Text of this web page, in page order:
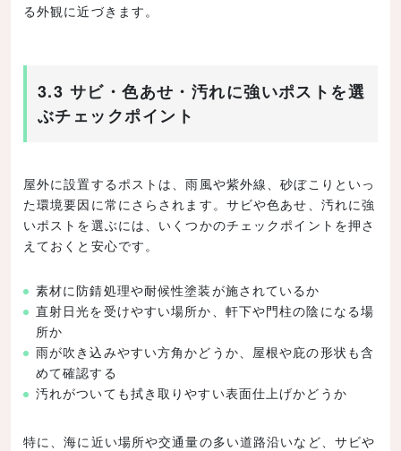
る外観に近づきます。
3.3 サビ・色あせ・汚れに強いポストを選
ぶチェックポイント
屋外に設置するポストは、雨風や紫外線、砂ぼこりといっ
た環境要因に常にさらされます。サビや色あせ、汚れに強
いポストを選ぶには、いくつかのチェックポイントを押さ
えておくと安心です。
素材に防錆処理や耐候性塗装が施されているか
直射日光を受けやすい場所か、軒下や門柱の陰になる場
所か
雨が吹き込みやすい方角かどうか、屋根や庇の形状も含
めて確認する
汚れがついても拭き取りやすい表面仕上げかどうか
特に、海に近い場所や交通量の多い道路沿いなど、サビや